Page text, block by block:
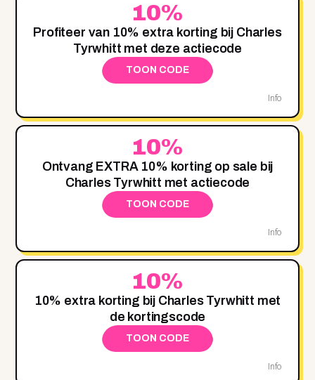
10%
Profiteer van 10% extra korting bij Charles
Tyrwhitt met deze actiecode
TOON CODE
Info
10%
Ontvang EXTRA 10% korting op sale bij
Charles Tyrwhitt met actiecode
TOON CODE
Info
10%
10% extra korting bij Charles Tyrwhitt met
de kortingscode
TOON CODE
Info